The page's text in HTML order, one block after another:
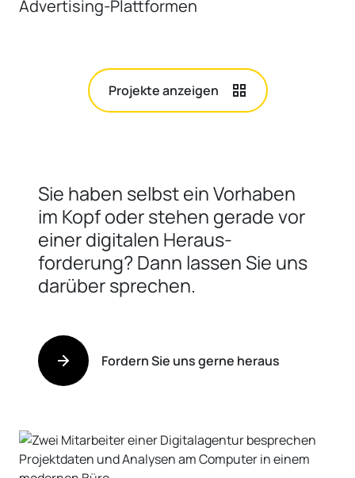
Advertising-Plattformen
Projekte anzeigen
Sie haben selbst ein Vorhaben
im Kopf oder stehen gerade vor
einer digitalen Heraus­
forderung? Dann lassen Sie uns
darüber sprechen.
Fordern Sie uns gerne heraus